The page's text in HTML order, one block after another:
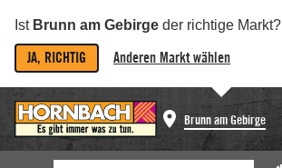
Ist Brunn am Gebirge der richtige Markt?
JA, RICHTIG Anderen Markt wählen
Brunn am Gebirge